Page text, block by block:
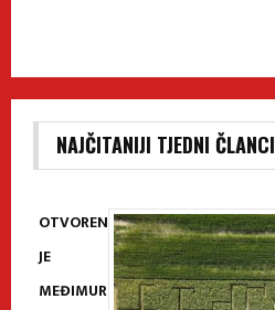
NAJČITANIJI TJEDNI ČLANCI
OTVOREN
JE
MEĐIMUR